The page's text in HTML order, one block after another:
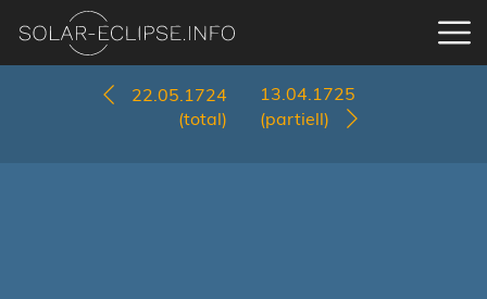
22.05.1724
(total)
13.04.1725
(partiell)